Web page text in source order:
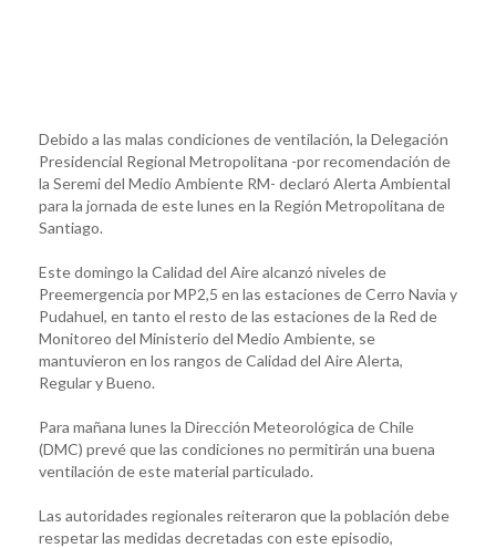
Debido a las malas condiciones de ventilación, la Delegación
Presidencial Regional Metropolitana -por recomendación de
la Seremi del Medio Ambiente RM- declaró Alerta Ambiental
para la jornada de este lunes en la Región Metropolitana de
Santiago.
Este domingo la Calidad del Aire alcanzó niveles de
Preemergencia por MP2,5 en las estaciones de Cerro Navia y
Pudahuel, en tanto el resto de las estaciones de la Red de
Monitoreo del Ministerio del Medio Ambiente, se
mantuvieron en los rangos de Calidad del Aire Alerta,
Regular y Bueno.
Para mañana lunes la Dirección Meteorológica de Chile
(DMC) prevé que las condiciones no permitirán una buena
ventilación de este material particulado.
Las autoridades regionales reiteraron que la población debe
respetar las medidas decretadas con este episodio,